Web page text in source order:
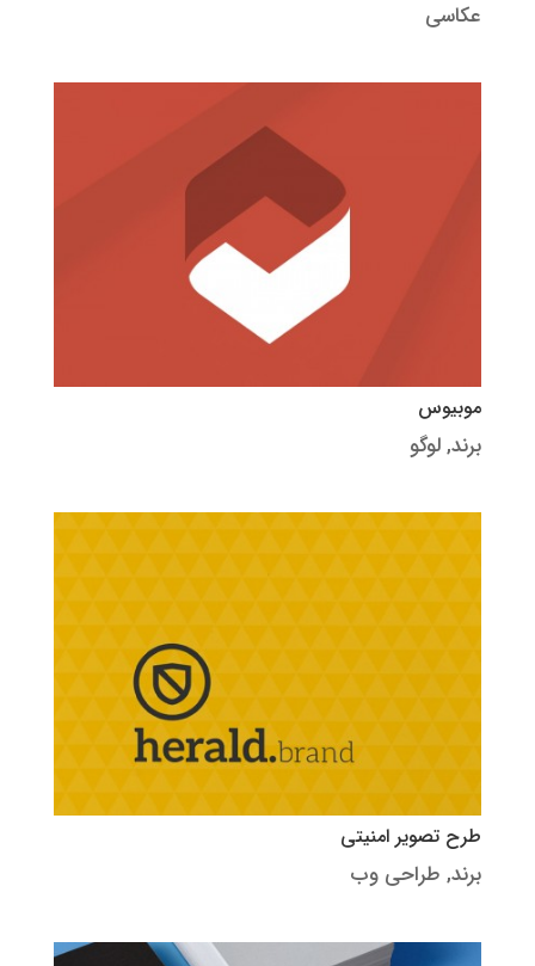
عکاسی
موبیوس
برند,لوگو
طرح تصویر امنیتی
برند, طراحی وب